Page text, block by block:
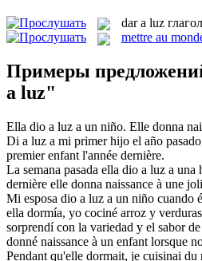
dar a luz глагол
mettre au
Примеры
a luz"
Ella dio a luz a un niño. Elle donna
Di a luz a mi primer hijo el año
premier enfant l'année dernière.
La semana pasada ella dio a luz a una
dernière elle donna naissance à une
Mi esposa dio a luz a un niño cuando
ella dormía, yo cociné arroz y
sorprendí con la variedad y el sabor
donné naissance à un enfant lorsque
Pendant qu'elle dormait, je cuisinai du